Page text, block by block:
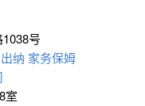
号
出纳 家务保姆
室